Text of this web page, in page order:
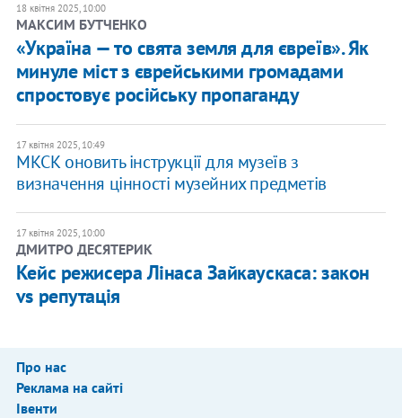
18 квітня 2025, 10:00
МАКСИМ БУТЧЕНКО
«Україна — то свята земля для євреїв». Як
минуле міст з єврейськими громадами
спростовує російську пропаганду
17 квітня 2025, 10:49
МКСК оновить інструкції для музеїв з
визначення цінності музейних предметів
17 квітня 2025, 10:00
ДМИТРО ДЕСЯТЕРИК
Кейс режисера Лінаса Зайкаускаса: закон
vs репутація
Про нас
Реклама на сайті
Івенти